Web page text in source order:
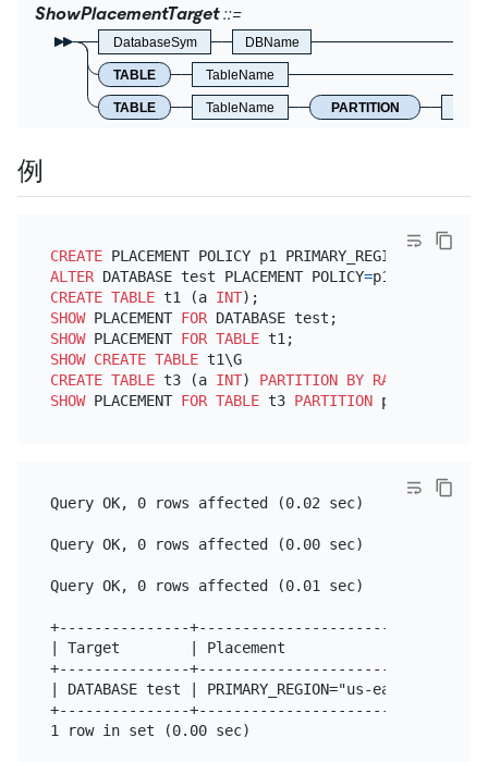
ShowPlacementTarget
DatabaseSym DBName
TABLE TableName
TABLE TableName PARTITION
例
CREATE PLACEMENT POLICY p1 PRIMARY_REGION
"us-
ALTER DATABASE test PLACEMENT POLICY=
CREATE TABLE t1 (a INT
SHOW PLACEMENT FOR
SHOW PLACEMENT FOR TABLE
SHOW CREATE TABLE
t1\G
CREATE TABLE t3 (a INT) PARTITION BY RANGE
SHOW PLACEMENT FOR TABLE t3 PARTITION
Query OK, 0 rows affected (0.02 sec)
Query OK, 0 rows affected (0.00 sec)
Query OK, 0 rows affected (0.01 sec)
+---------------
| Target        | Placement
+---------------
| DATABASE test | PRIMARY_REGION="us-east-1"
+---------------
1 row in set (0.00 sec)